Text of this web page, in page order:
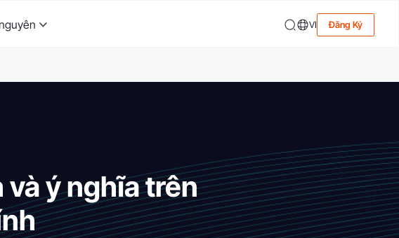
VI Đăng Ký
và ý nghĩa trên